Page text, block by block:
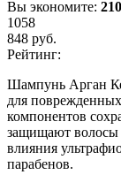
Вы экономите: 210
1058
848 руб.
Рейтинг:
Шампунь Арган
для
компонентов
защищают волосы
влияния
парабенов.